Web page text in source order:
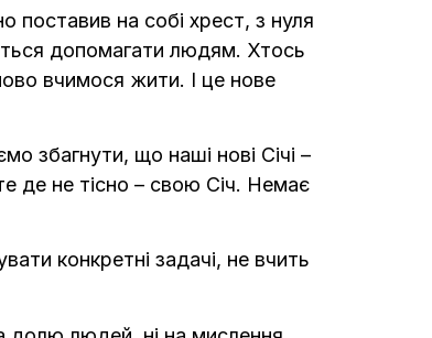
поставив на собі хрест, з нуля
допомагати людям. Хтось
вчимося жити. І це нове
збагнути, що наші нові Січі –
де не тісно – свою Січ. Немає
конкретні задачі, не вчить